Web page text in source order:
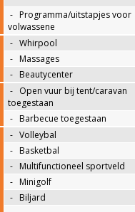
- Programma/uitstapjes voor
volwassene
- Whirpool
- Massages
- Beautycenter
- Open vuur bij tent/caravan
toegestaan
- Barbecue toegestaan
- Volleybal
- Basketbal
- Multifunctioneel sportveld
- Minigolf
- Biljard